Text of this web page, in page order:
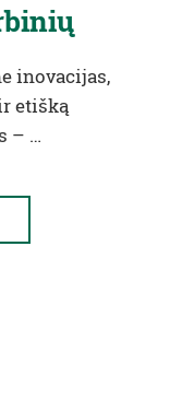
inovacijas,
etišką
– …